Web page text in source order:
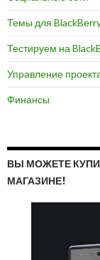
Темы для
Тестируем на
Управление
Финансы
ВЫ МОЖЕТЕ
МАГАЗИНЕ!